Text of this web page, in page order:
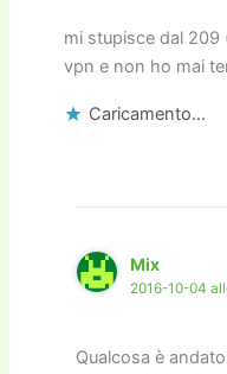
mi stupisce dal 209
vpn e non ho mai
Caricamento...
Mix
2016-10-04
Qualcosa è